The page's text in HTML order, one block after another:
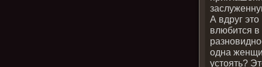
А вдруг
влюбится
одна
устоять?